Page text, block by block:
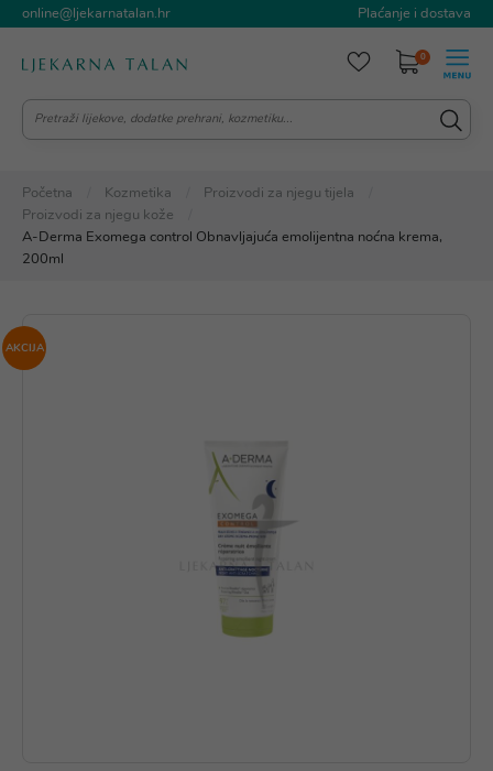
online@ljekarnatalan.hr Plaćanje i dostava
0
Početna Kozmetika
Proizvodi za njegu tijela
Proizvodi za njegu kože
A-Derma Exomega control Obnavljajuća emolijentna noćna krema,
200ml
AKCIJA